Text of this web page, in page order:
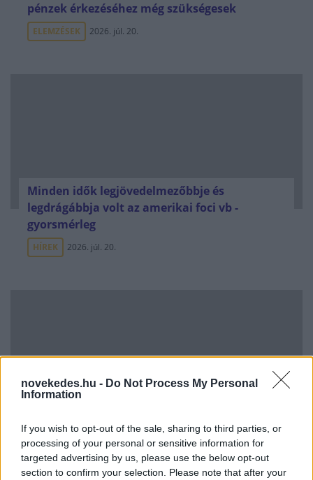
novekedes.hu - Do Not Process My Personal
Information
If you wish to opt-out of the sale, sharing to third parties, or
processing of your personal or sensitive information for
targeted advertising by us, please use the below opt-out
section to confirm your selection. Please note that after your
pénzek érkezéséhez még szükségesek
ELEMZÉSEK 2026. júl. 20.
Minden idők legjövedelmezőbbje és
legdrágábbja volt az amerikai foci vb -
gyorsmérleg
HÍREK 2026. júl. 20.
Mi lett Alain Delon vagyonával? Adóhatósági
csavar a sztoriban
HÍREK 2026. júl. 19.